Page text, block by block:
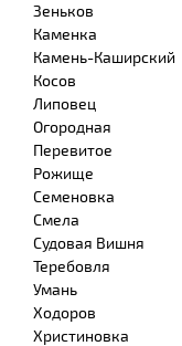
Зеньков
Каменка
Камень-Каширский
Косов
Липовец
Огородная
Перевитое
Рожище
Семеновка
Смела
Судовая Вишня
Теребовля
Умань
Ходоров
Христиновка